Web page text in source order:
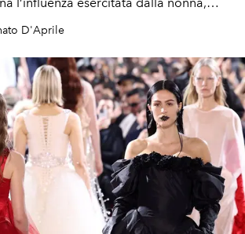
orsacchiotto, la prima affermazione di
rispetto alle convenzioni di genere
D'Aprile